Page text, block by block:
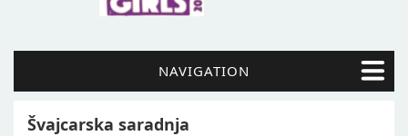
NAVIGATION
Švajcarska saradnja